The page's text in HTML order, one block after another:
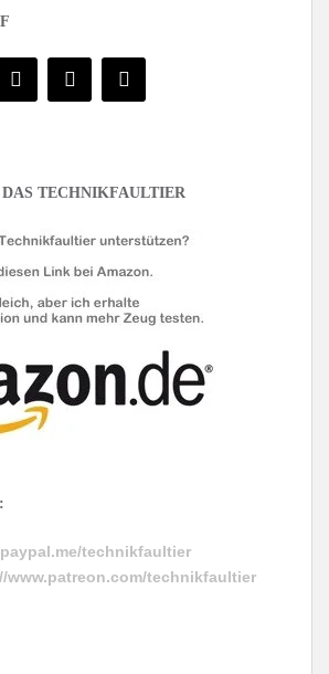
TECHNIKFAULTIER
technikfaultier
www.patreon.com/technikfaultier